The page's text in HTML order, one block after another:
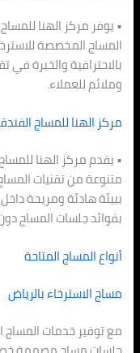
• يوفر مركز الهنا
المساج المخصصة
بالاحترافية والخبرة
وملائم للعملاء.
مركز الهنا للمساج
• يقدم مركز الهنا
متنوعة من تقنيات
ببيئة هادئة ومريحة
بفوائد جلسات المساج
أنواع المساج المتاحة
مساج الاسترخاء بالرياض
مع توفير خدمات المساج